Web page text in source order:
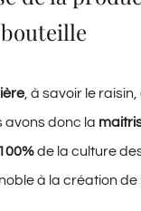
, à savoir le
avons donc la
de la culture
à la création de